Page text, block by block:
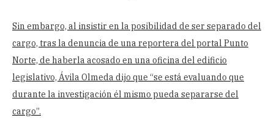
Sin embargo, al insistir en la posibilidad de ser separado del
cargo, tras la denuncia de una reportera del portal Punto
Norte, de haberla acosado en una oficina del edificio
legislativo, Ávila Olmeda dijo que “se está evaluando que
durante la investigación él mismo pueda separarse del
cargo”.